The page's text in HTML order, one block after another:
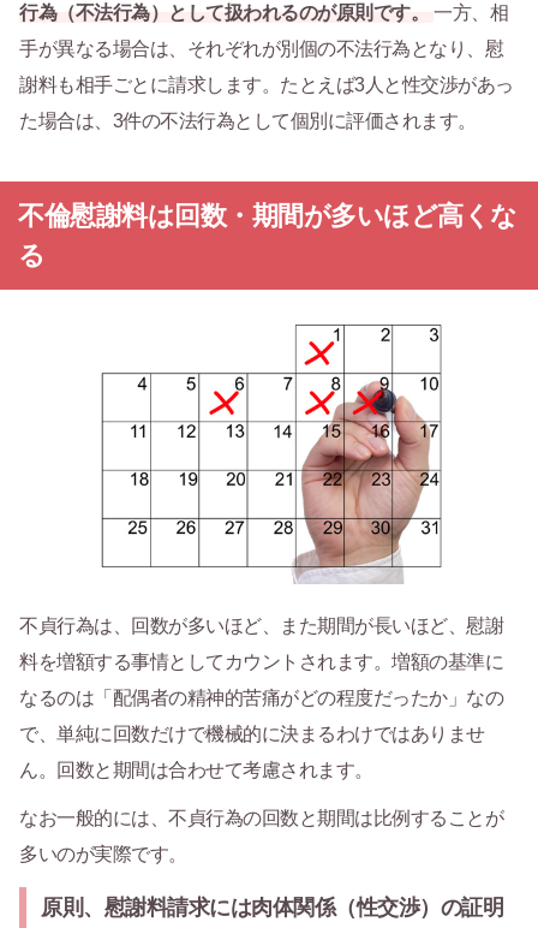
行為（不法行為）として扱われるのが原則です。
一方、相
手が異なる場合は、それぞれが別個の不法行為となり、慰
謝料も相手ごとに請求します。たとえば3人と性交渉があっ
た場合は、3件の不法行為として個別に評価されます。
不倫慰謝料は回数・期間が多いほど高くな
る
不貞行為は、回数が多いほど、また期間が長いほど、慰謝
料を増額する事情としてカウントされます。増額の基準に
なるのは「配偶者の精神的苦痛がどの程度だったか」なの
で、単純に回数だけで機械的に決まるわけではありませ
ん。回数と期間は合わせて考慮されます。
なお一般的には、不貞行為の回数と期間は比例することが
多いのが実際です。
原則、慰謝料請求には肉体関係（性交渉）の証明